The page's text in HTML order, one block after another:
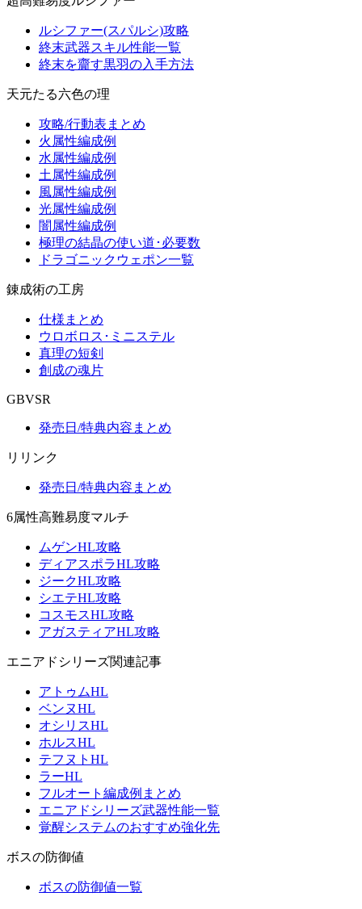
ルシファー(スパルシ)攻略
終末武器スキル性能一覧
終末を齎す黒羽の入手方法
天元たる六色の理
攻略/行動表まとめ
火属性編成例
水属性編成例
土属性編成例
風属性編成例
光属性編成例
闇属性編成例
極理の結晶の使い道･必要数
ドラゴニックウェポン一覧
錬成術の工房
仕様まとめ
ウロボロス･ミニステル
真理の短剣
創成の魂片
GBVSR
発売日/特典内容まとめ
リリンク
発売日/特典内容まとめ
6属性高難易度マルチ
ムゲンHL攻略
ディアスポラHL攻略
ジークHL攻略
シエテHL攻略
コスモスHL攻略
アガスティアHL攻略
エニアドシリーズ関連記事
アトゥムHL
ベンヌHL
オシリスHL
ホルスHL
テフヌトHL
ラーHL
フルオート編成例まとめ
エニアドシリーズ武器性能一覧
覚醒システムのおすすめ強化先
ボスの防御値
ボスの防御値一覧